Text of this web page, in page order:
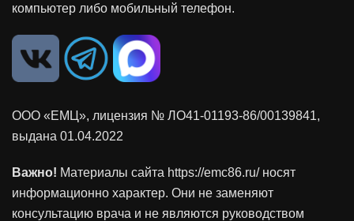
компьютер либо мобильный телефон.
ООО «ЕМЦ», лицензия № ЛО41-01193-86/00139841,
выдана 01.04.2022
Важно! Материалы сайта https://emc86.ru/ носят
информационно характер. Они не заменяют
консультацию врача и не являются руководством